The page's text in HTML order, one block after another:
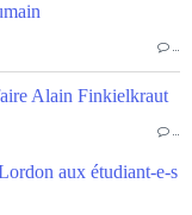
…
Alain Finkielkraut
…
aux étudiant-e-s